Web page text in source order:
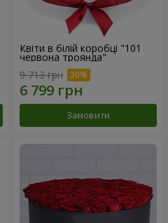
Квіти в білій коробці "101
червона троянда"
9 713 грн
Замовити